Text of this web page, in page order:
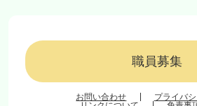
職員募集
お問い合わせ
プライバ